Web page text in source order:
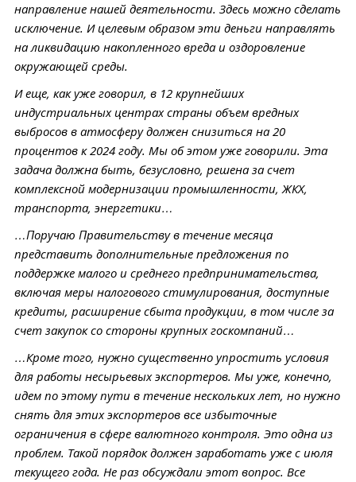
направление нашей деятельности. Здесь можно сделать
исключение. И целевым образом эти деньги направлять
на ликвидацию накопленного вреда и оздоровление
окружающей среды.
И еще, как уже говорил, в 12 крупнейших
индустриальных центрах страны объем вредных
выбросов в атмосферу должен снизиться на 20
процентов к 2024 году. Мы об этом уже говорили. Эта
задача должна быть, безусловно, решена за счет
комплексной модернизации промышленности, ЖКХ,
транспорта, энергетики…
…Поручаю Правительству в течение месяца
представить дополнительные предложения по
поддержке малого и среднего предпринимательства,
включая меры налогового стимулирования, доступные
кредиты, расширение сбыта продукции, в том числе за
счет закупок со стороны крупных госкомпаний…
…Кроме того, нужно существенно упростить условия
для работы несырьевых экспортеров. Мы уже, конечно,
идем по этому пути в течение нескольких лет, но нужно
снять для этих экспортеров все избыточные
ограничения в сфере валютного контроля. Это одна из
проблем. Такой порядок должен заработать уже с июля
текущего года. Не раз обсуждали этот вопрос. Все